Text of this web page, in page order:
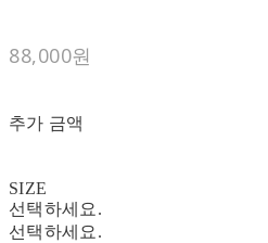
88,000원
추가 금액
SIZE
선택하세요.
선택하세요.